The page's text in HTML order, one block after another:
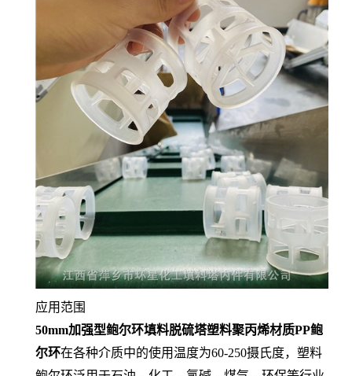
应用范围
50mm加强型鲍尔环填料脱硫塔塑料聚丙烯材质PP鲍
尔环在各种介质中的使用温度为60-250摄氏度，塑料